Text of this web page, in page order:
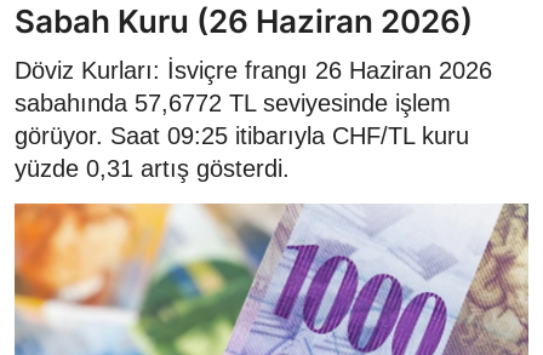
Sabah Kuru (26 Haziran 2026)
Döviz Kurları: İsviçre frangı 26 Haziran 2026
sabahında 57,6772 TL seviyesinde işlem
görüyor. Saat 09:25 itibarıyla CHF/TL kuru
yüzde 0,31 artış gösterdi.